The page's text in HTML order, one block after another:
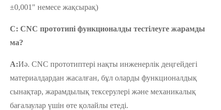
±0,001" немесе жақсырақ)
С: CNC прототипі функционалды тестілеуге жарамды
ма?
A:Иә. CNC прототиптері нақты инженерлік деңгейдегі
материалдардан жасалған, бұл оларды функционалдық
сынақтар, жарамдылық тексерулері және механикалық
бағалаулар үшін өте қолайлы етеді.